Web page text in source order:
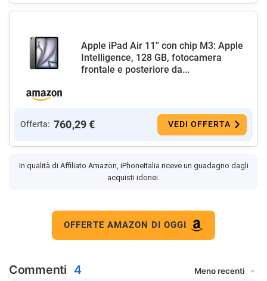
Apple iPad Air 11'' con chip M3: Apple
Intelligence, 128 GB, fotocamera
frontale e posteriore da...
Offerta: 760,29 € VEDI OFFERTA
In qualità di Affiliato Amazon, iPhoneItalia riceve un guadagno dagli
acquisti idonei.
OFFERTE AMAZON DI OGGI
Commenti 4